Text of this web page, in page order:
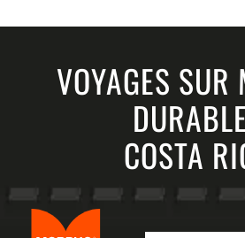
VOYAGES SUR
COSTA